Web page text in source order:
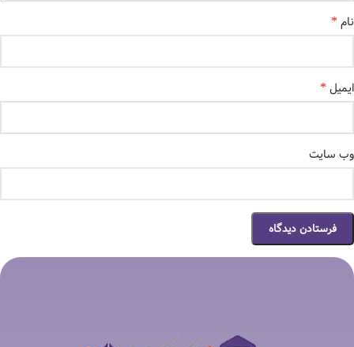
نام *
ایمیل *
وب‌ سایت